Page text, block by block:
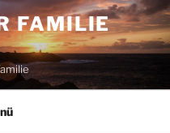
FAMILIE